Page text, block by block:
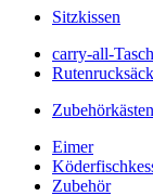
Sitzkissen
carry-all-
Zubehörkästen
Eimer
Zubehör